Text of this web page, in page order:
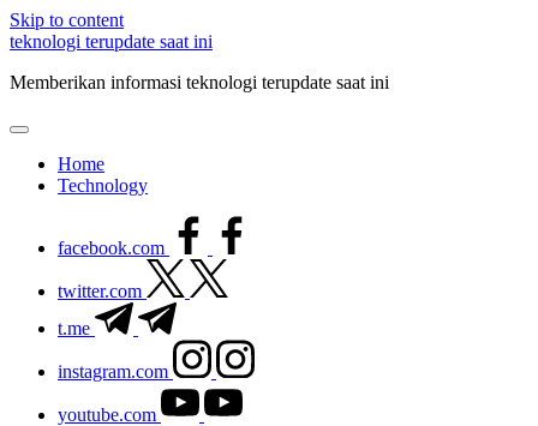
Skip to content
teknologi terupdate saat ini
Memberikan informasi teknologi terupdate saat ini
Home
Technology
facebook.com
twitter.com
t.me
instagram.com
youtube.com